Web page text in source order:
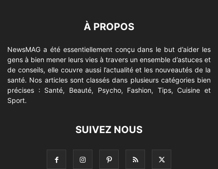
À PROPOS
NewsMAG a été essentiellement conçu dans le but d’aider les
gens à bien mener leurs vies à travers un ensemble d’astuces et
de conseils, elle couvre aussi l’actualité et les nouveautés de la
santé. Nos articles sont classés dans plusieurs catégories bien
précises : Santé, Beauté, Psycho, Fashion, Tips, Cuisine et
Sport.
SUIVEZ NOUS